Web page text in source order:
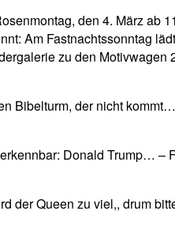
den 4. März ab
Am Fastnachtssonntag
zu den Motivwagen
Bibelturm, der nicht
Donald Trump… –
der Queen zu viel,, drum